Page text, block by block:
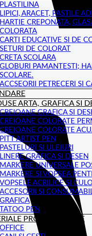
PLASTILINA
LIPICI, ARACET, PASTILE
HARTIE CREPONATA,
COLORATA
CARTI EDUCATIVE SI DE
SETURI DE COLORAT
CRETA SCOLARA
GLOBURI PAMANTESTI;
SCOLARE.
ACCSEORII PETRECERI SI
ARTA, GRAFICA SI
CREIOANE GRAFICA SI
CREIOANE COLORATE
CREIOANE COLORATE
PITT ARTIST PEN
PASTELURI SI ULEIURI
LINERE GRAFICA SI DESEN
MARKERE UNIVERSALE
MARKERE SI VOPSEA
VOPSELE ACRILICE SI
ACCESORII SI
GRAFICA
TATOO PEN
PROMOTIONALE
OFFICE